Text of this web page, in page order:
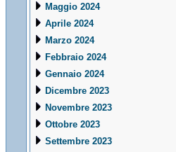
Maggio 2024
Aprile 2024
Marzo 2024
Febbraio 2024
Gennaio 2024
Dicembre 2023
Novembre 2023
Ottobre 2023
Settembre 2023